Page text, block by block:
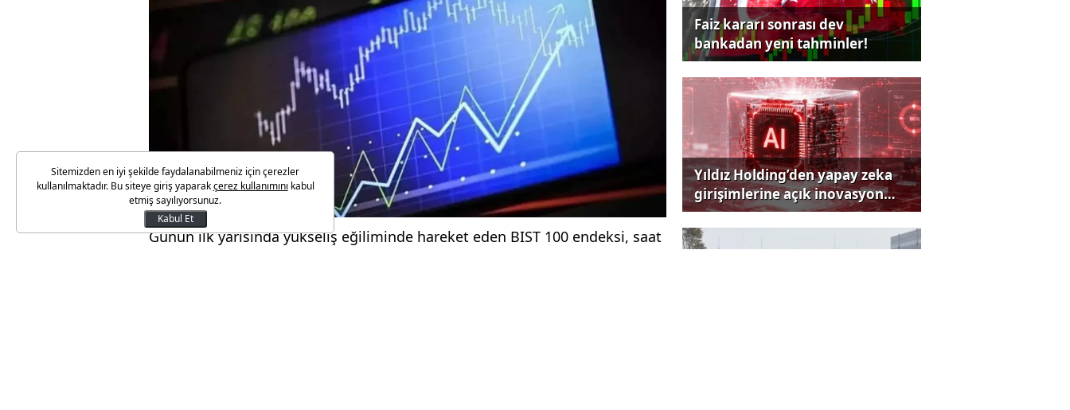
Günün ilk yarısında yükseliş eğiliminde hareket eden BIST 100 endeksi, saat
Faiz kararı sonrası dev
bankadan yeni tahminler!
Yıldız Holding’den yapay zeka
girişimlerine açık inovasyon
çağrısı
Sitemizden en iyi şekilde faydalanabilmeniz için çerezler
kullanılmaktadır. Bu siteye giriş yaparakçerez kullanımını kabul
etmiş sayılıyorsunuz.
Kabul Et